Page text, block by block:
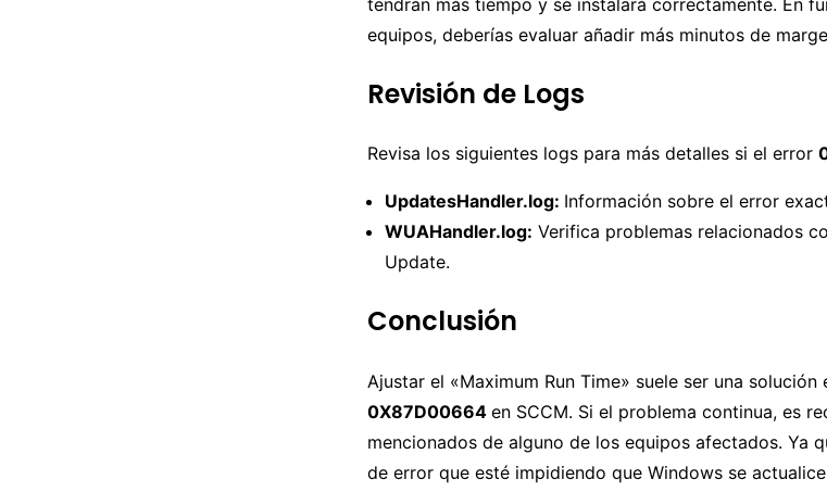
equipos, deberías evaluar añadir más minutos de
Revisión de Logs
Revisa los siguientes logs para más detalles si el error
UpdatesHandler.log: Información sobre el error
WUAHandler.log: Verifica problemas relacionados
Update.
Conclusión
Ajustar el «Maximum Run Time» suele ser una
0X87D00664 en SCCM. Si el problema continua, es
mencionados de alguno de los equipos afectados. Ya
de error que esté impidiendo que Windows se